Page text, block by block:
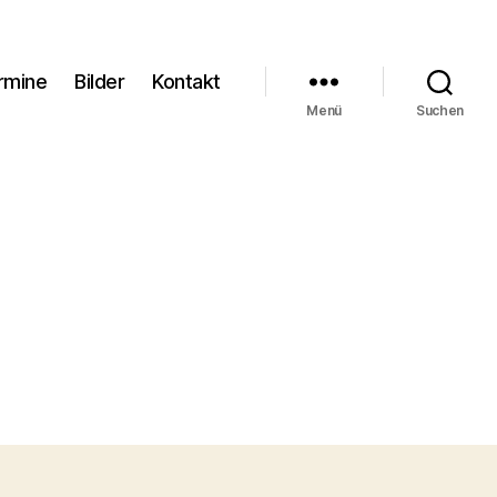
Bilder Kontakt
Menü Suchen